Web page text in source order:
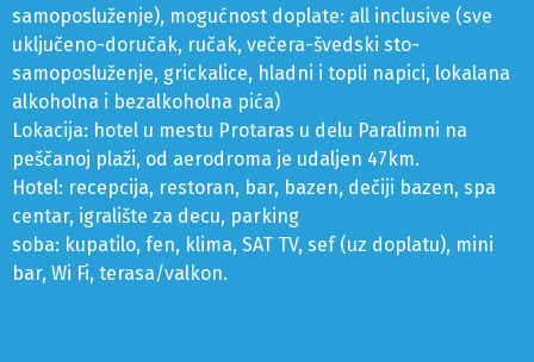
samoposluženje), mogućnost doplate: all inclusive (sve
uključeno-doručak, ručak, večera-švedski sto-
samoposluženje, grickalice, hladni i topli napici, lokalana
alkoholna i bezalkoholna pića)
Lokacija: hotel u mestu Protaras u delu Paralimni na
peščanoj plaži, od aerodroma je udaljen 47km.
Hotel: recepcija, restoran, bar, bazen, dečiji bazen, spa
centar, igralište za decu, parking
soba: kupatilo, fen, klima, SAT TV, sef (uz doplatu), mini
bar, Wi Fi, terasa/valkon.